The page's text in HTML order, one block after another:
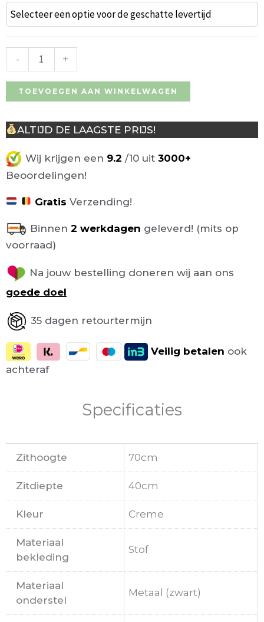
Selecteer een optie voor de geschatte levertijd
-
Janice
barkruk
Teddy
stoffering
aantal
+
TOEVOEGEN AAN WINKELWAGEN
ALTIJD DE LAAGSTE PRIJS!
Wij krijgen een 9.2 /10 uit 3000+
Beoordelingen!
Gratis Verzending!
Binnen 2 werkdagen geleverd! (mits op
voorraad)
Na jouw bestelling doneren wij aan ons
goede doel
35 dagen retourtermijn
Veilig betalen ook
achteraf
Specificaties
Zithoogte 70cm
Zitdiepte 40cm
Kleur Creme
Materiaal
bekleding
Stof
Materiaal
onderstel
Metaal (zwart)